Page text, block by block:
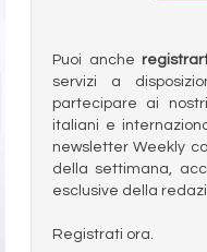
Puoi anche
servizi a
partecipare ai
italiani e
newsletter Weekly
della settimana,
esclusive della
Registrati ora.